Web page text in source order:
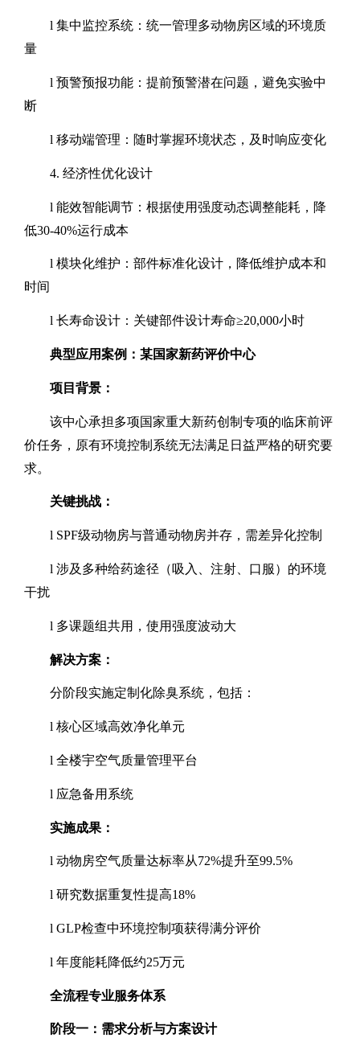
l 集中监控系统：统一管理多动物房区域的环境质
量
l 预警预报功能：提前预警潜在问题，避免实验中
断
l 移动端管理：随时掌握环境状态，及时响应变化
4. 经济性优化设计
l 能效智能调节：根据使用强度动态调整能耗，降
低30-40%运行成本
l 模块化维护：部件标准化设计，降低维护成本和
时间
l 长寿命设计：关键部件设计寿命≥20,000小时
典型应用案例：某国家新药评价中心
项目背景：
该中心承担多项国家重大新药创制专项的临床前评
价任务，原有环境控制系统无法满足日益严格的研究要
求。
关键挑战：
l SPF级动物房与普通动物房并存，需差异化控制
l 涉及多种给药途径（吸入、注射、口服）的环境
干扰
l 多课题组共用，使用强度波动大
解决方案：
分阶段实施定制化除臭系统，包括：
l 核心区域高效净化单元
l 全楼宇空气质量管理平台
l 应急备用系统
实施成果：
l 动物房空气质量达标率从72%提升至99.5%
l 研究数据重复性提高18%
l GLP检查中环境控制项获得满分评价
l 年度能耗降低约25万元
全流程专业服务体系
阶段一：需求分析与方案设计